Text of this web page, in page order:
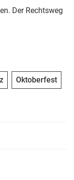
Der Rechtsweg
Oktoberfest